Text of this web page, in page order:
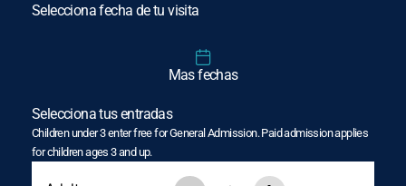
Selecciona fecha de tu visita
Mas fechas
Selecciona tus entradas
Children under 3 enter free for General Admission. Paid admission applies
for children ages 3 and up.